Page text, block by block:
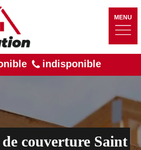
MENU
indisponible
couverture Saint